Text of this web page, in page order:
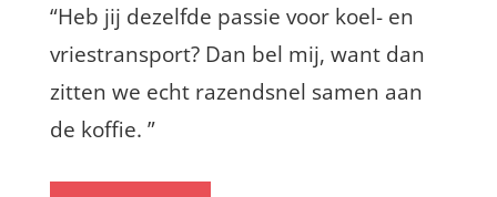
“Heb jij dezelfde passie voor koel- en
vriestransport? Dan bel mij, want dan
zitten we echt razendsnel samen aan
de koffie. ”